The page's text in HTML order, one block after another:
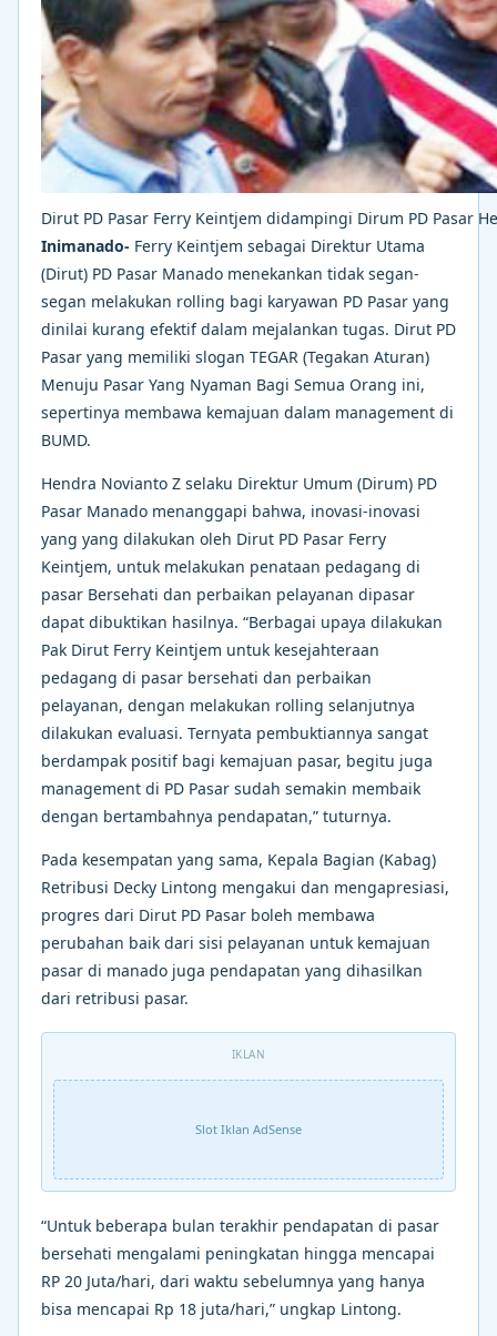
Dirut PD Pasar Ferry Keintjem didampingi Dirum PD Pasar
Inimanado- Ferry Keintjem sebagai Direktur Utama
(Dirut) PD Pasar Manado menekankan tidak segan-
segan melakukan rolling bagi karyawan PD Pasar yang
dinilai kurang efektif dalam mejalankan tugas. Dirut PD
Pasar yang memiliki slogan TEGAR (Tegakan Aturan)
Menuju Pasar Yang Nyaman Bagi Semua Orang ini,
sepertinya membawa kemajuan dalam management di
BUMD.
Hendra Novianto Z selaku Direktur Umum (Dirum) PD
Pasar Manado menanggapi bahwa, inovasi-inovasi
yang yang dilakukan oleh Dirut PD Pasar Ferry
Keintjem, untuk melakukan penataan pedagang di
pasar Bersehati dan perbaikan pelayanan dipasar
dapat dibuktikan hasilnya. “Berbagai upaya dilakukan
Pak Dirut Ferry Keintjem untuk kesejahteraan
pedagang di pasar bersehati dan perbaikan
pelayanan, dengan melakukan rolling selanjutnya
dilakukan evaluasi. Ternyata pembuktiannya sangat
berdampak positif bagi kemajuan pasar, begitu juga
management di PD Pasar sudah semakin membaik
dengan bertambahnya pendapatan,” tuturnya.
Pada kesempatan yang sama, Kepala Bagian (Kabag)
Retribusi Decky Lintong mengakui dan mengapresiasi,
progres dari Dirut PD Pasar boleh membawa
perubahan baik dari sisi pelayanan untuk kemajuan
pasar di manado juga pendapatan yang dihasilkan
dari retribusi pasar.
IKLAN
Slot Iklan AdSense
“Untuk beberapa bulan terakhir pendapatan di pasar
bersehati mengalami peningkatan hingga mencapai
RP 20 Juta/hari, dari waktu sebelumnya yang hanya
bisa mencapai Rp 18 juta/hari,” ungkap Lintong.